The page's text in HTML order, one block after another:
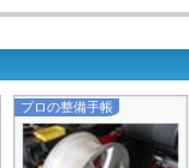
プロの整備手帳